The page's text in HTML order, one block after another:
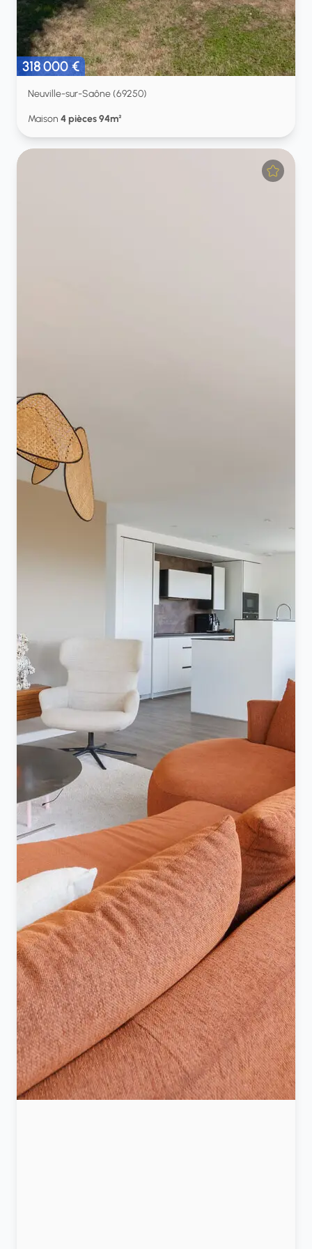
318 000 €
Neuville-sur-Saône (69250)
Maison 4 pièces 94m²